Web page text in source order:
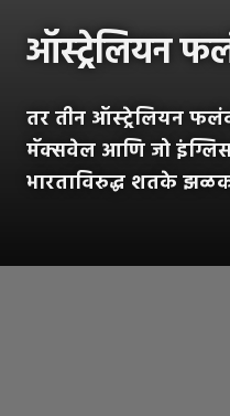
ऑस्ट्रेलियन
तर तीन ऑस्ट्रेलियन
मॅक्सवेल आणि जो इंग्लिस
भारताविरुद्ध शतके